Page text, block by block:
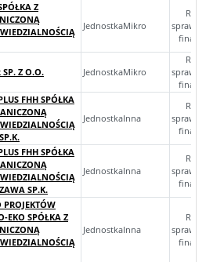
Z
JednostkaMikro
SP. Z O.O. JednostkaMikro
FHH SPÓŁKA
JednostkaInna
FHH SPÓŁKA
SP.K.
JednostkaInna
PROJEKTÓW
EKO SPÓŁKA Z
JednostkaInna